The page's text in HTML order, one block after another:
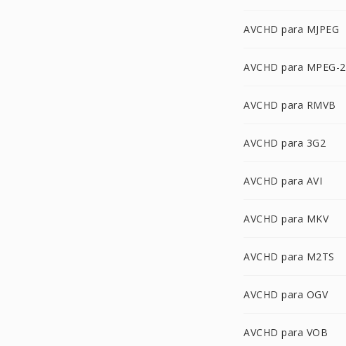
AVCHD para MJPEG
AVCHD para MPEG-2
AVCHD para RMVB
AVCHD para 3G2
AVCHD para AVI
AVCHD para MKV
AVCHD para M2TS
AVCHD para OGV
AVCHD para VOB